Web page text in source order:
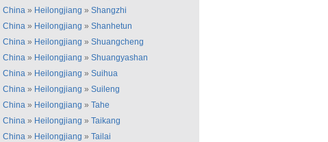
China » Heilongjiang » Shangzhi
China » Heilongjiang » Shanhetun
China » Heilongjiang » Shuangcheng
China » Heilongjiang » Shuangyashan
China » Heilongjiang » Suihua
China » Heilongjiang » Suileng
China » Heilongjiang » Tahe
China » Heilongjiang » Taikang
China » Heilongjiang » Tailai